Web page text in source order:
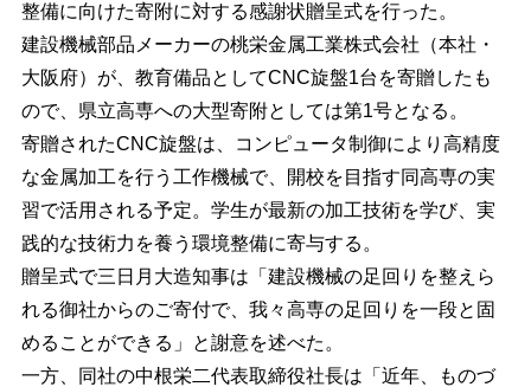
整備に向けた寄附に対する感謝状贈呈式を行った。
建設機械部品メーカーの桃栄金属工業株式会社（本社・
大阪府）が、教育備品としてCNC旋盤1台を寄贈したも
ので、県立高専への大型寄附としては第1号となる。
寄贈されたCNC旋盤は、コンピュータ制御により高精度
な金属加工を行う工作機械で、開校を目指す同高専の実
習で活用される予定。学生が最新の加工技術を学び、実
践的な技術力を養う環境整備に寄与する。
贈呈式で三日月大造知事は「建設機械の足回りを整えら
れる御社からのご寄付で、我々高専の足回りを一段と固
めることができる」と謝意を述べた。
一方、同社の中根栄二代表取締役社長は「近年、ものづ